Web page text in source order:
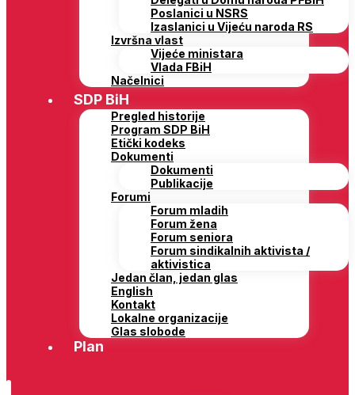
Poslanici u NSRS
Izaslanici u Vijeću naroda RS
Izvršna vlast
Vijeće ministara
Vlada FBiH
Načelnici
SDP BiH
Pregled historije
Program SDP BiH
Etički kodeks
Dokumenti
Dokumenti
Publikacije
Forumi
Forum mladih
Forum žena
Forum seniora
Forum sindikalnih aktivista /
aktivistica
Jedan član, jedan glas
English
Kontakt
Lokalne organizacije
Glas slobode
Plan